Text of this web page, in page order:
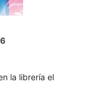
la librería el